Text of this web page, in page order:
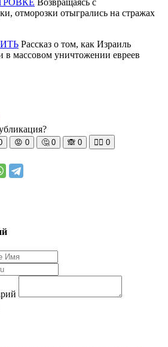
отморозки отыгрались на стражах
Рассказ о том, как Израиль
в массовом уничтожении евреев
😡 0 🤔 0 🙈 0 🧘‍♀️ 0